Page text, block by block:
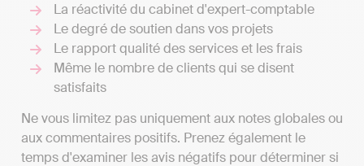
La réactivité du cabinet d'expert-comptable
Le degré de soutien dans vos projets
Le rapport qualité des services et les frais
Même le nombre de clients qui se disent
satisfaits
Ne vous limitez pas uniquement aux notes globales ou
aux commentaires positifs. Prenez également le
temps d'examiner les avis négatifs pour déterminer si